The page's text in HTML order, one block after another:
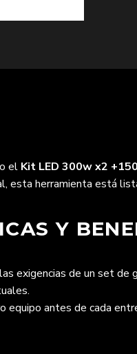
el Kit LED 300w x2
esta herramienta está
Y
exigencias de un set de
equipo antes de cada